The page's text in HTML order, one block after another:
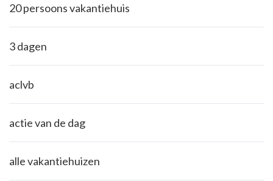
20 persoons vakantiehuis
3 dagen
aclvb
actie van de dag
alle vakantiehuizen